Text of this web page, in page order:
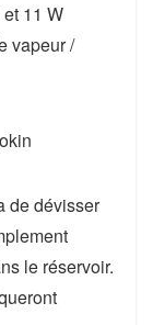
11 W
vapeur /
dedévisser
le réservoir.